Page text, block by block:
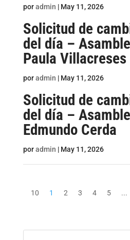
poradmin | May 11, 2026
Solicitud de
del día –
Paula Villacreses
poradmin | May 11, 2026
Solicitud de
del día –
Edmundo Cerda
poradmin | May 11, 2026
10
1 2 3 4 5 ...